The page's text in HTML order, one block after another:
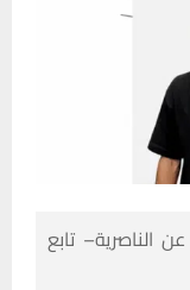
الناصرية– تابع